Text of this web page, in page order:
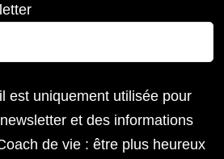
est uniquement utilisée pour
et des informations
de vie : être plus heureux